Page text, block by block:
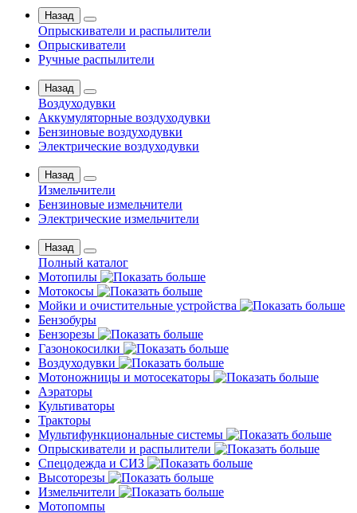
Назад
Опрыскиватели и распылители
Опрыскиватели
Ручные распылители
Назад
Воздуходувки
Аккумуляторные воздуходувки
Бензиновые воздуходувки
Электрические воздуходувки
Назад
Измельчители
Бензиновые измельчители
Электрические измельчители
Назад
Полный каталог
Мотопилы
Мотокосы
Мойки и очистительные устройства
Бензобуры
Бензорезы
Газонокосилки
Воздуходувки
Мотоножницы и мотосекаторы
Аэраторы
Культиваторы
Тракторы
Мультифункциональные системы
Опрыскиватели и распылители
Спецодежда и СИЗ
Высоторезы
Измельчители
Мотопомпы